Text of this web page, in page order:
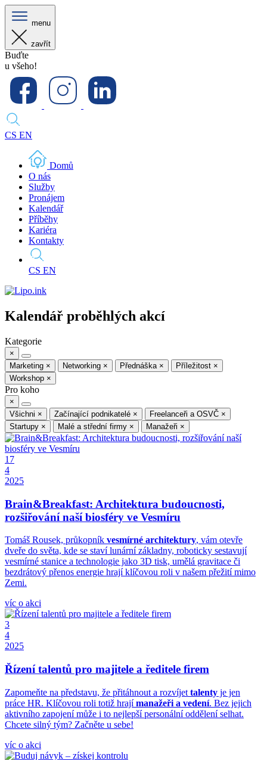
menu
zavřít
Buďte
u všeho!
CS EN
Domů
O nás
Služby
Pronájem
Kalendář
Příběhy
Kariéra
Kontakty
CS EN
Kalendář proběhlých akcí
Kategorie
×
Marketing × Networking × Přednáška × Příležitost ×
Workshop ×
Pro koho
×
Všichni × Začínající podnikatelé × Freelanceři a OSVČ ×
Startupy × Malé a střední firmy × Manažeři ×
17
4
2025
Brain&Breakfast: Architektura budoucnosti,
rozšiřování naší biosféry ve Vesmíru
Tomáš Rousek, průkopník vesmírné architektury, vám otevře
dveře do světa, kde se staví lunární základny, roboticky sestavují
vesmírné stanice a technologie jako 3D tisk, umělá gravitace či
bezdrátový přenos energie hrají klíčovou roli v našem přežití mimo
Zemi.
víc o akci
3
4
2025
Řízení talentů pro majitele a ředitele firem
Zapomeňte na představu, že přitáhnout a rozvíjet talenty je jen
práce HR. Klíčovou roli totiž hrajímanažeři a vedení. Bez jejich
aktivního zapojení může i to nejlepší personální oddělení selhat.
Chcete silný tým? Začněte u sebe!
víc o akci